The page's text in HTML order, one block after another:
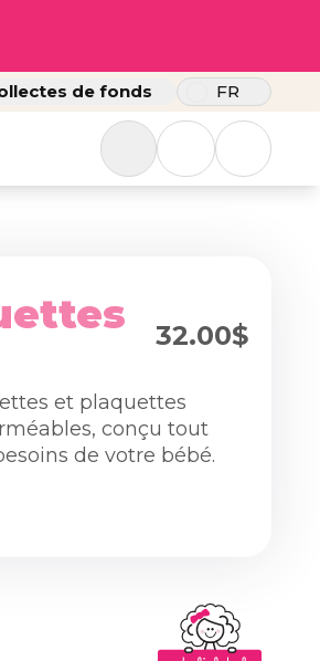
de fonds FR
32.00$
et plaquettes
conçu tout
de votre bébé.